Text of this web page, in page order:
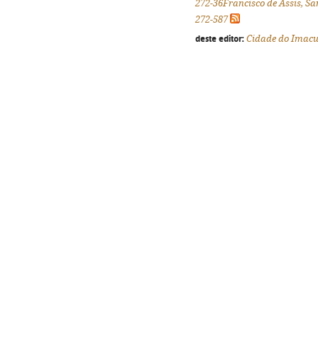
272-36Francisco de Assis,
272-587
deste editor: Cidade do